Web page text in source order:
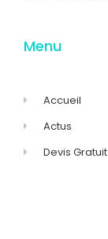
Menu
Accueil
Actus
Devis Gratuit